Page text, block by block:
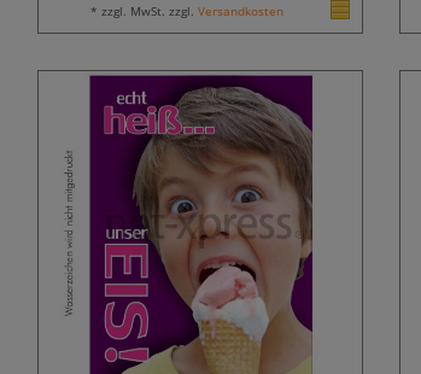
* zzgl. MwSt. zzgl. Versandkosten